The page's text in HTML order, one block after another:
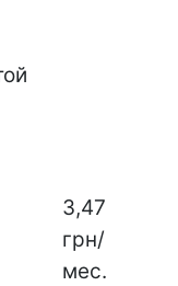
3,47
грн/
мес.